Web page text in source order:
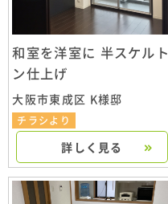
和室を洋室に 半スケルト
ン仕上げ
大阪市東成区 K様邸
チラシより
詳しく見る